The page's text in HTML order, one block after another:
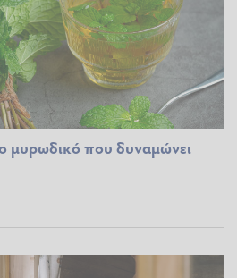
μυρωδικό που δυναμώνει